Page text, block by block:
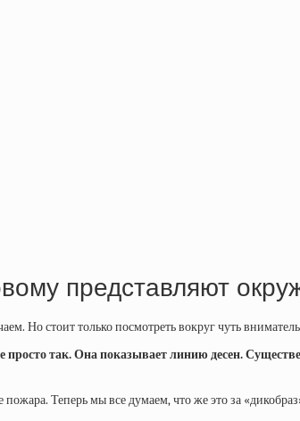
представляют
Но стоит только посмотреть вокруг чуть
так. Она показывает линию десен.
Теперь мы все думаем, что же это за